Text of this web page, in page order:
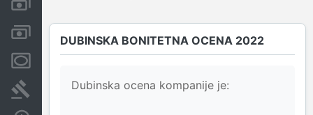
Kreditni limit kompanije
Sudski sporovi
DUBINSKA BONITETNA OCENA 2022
Dubinska ocena kompanije je: